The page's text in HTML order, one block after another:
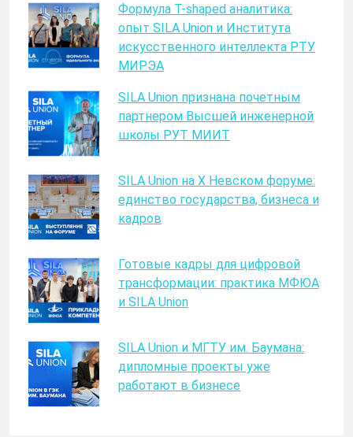
Формула T-shaped аналитика:
опыт SILA Union и Института
искусственного интеллекта РТУ
МИРЭА
SILA Union признана почетным
партнером Высшей инженерной
школы РУТ МИИТ
SILA Union на X Невском форуме:
единство государства, бизнеса и
кадров
Готовые кадры для цифровой
трансформации: практика МФЮА
и SILA Union
SILA Union и МГТУ им. Баумана:
дипломные проекты уже
работают в бизнесе